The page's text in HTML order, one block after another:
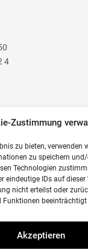
Zustimmung
zu bieten, verwenden
zu speichern
Technologien
eindeutige IDs auf dieser
nicht erteilst oder
beeinträchtigt
Akzeptieren
4